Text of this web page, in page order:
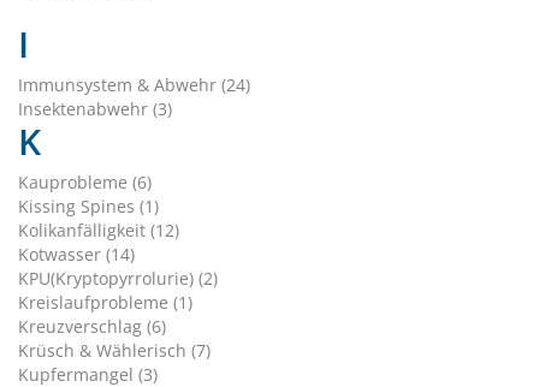
I
Immunsystem & Abwehr (24)
Insektenabwehr (3)
K
Kauprobleme (6)
Kissing Spines (1)
Kolikanfälligkeit (12)
Kotwasser (14)
KPU(Kryptopyrrolurie) (2)
Kreislaufprobleme (1)
Kreuzverschlag (6)
Krüsch & Wählerisch (7)
Kupfermangel (3)